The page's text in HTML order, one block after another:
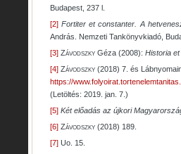
Budapest, 237 l.
[2] Fortiter et constanter. A
András. Nemzeti Tankönyvkiadó,
[3] Závodszky Géza (2008): Historia
[4] Závodszky (2018) 7. és
https://
(Letöltés: 2019. jan. 7.)
[5] Két előadás az újkori
[6] Závodszky (2018) 189.
[7] Uo. 15.